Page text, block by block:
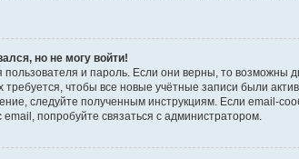
но не могу войти!
и пароль. Если они верны, то возможны
чтобы все новые учётные записи были
следуйте полученным инструкциям. Если email-
попробуйте связаться с администратором.